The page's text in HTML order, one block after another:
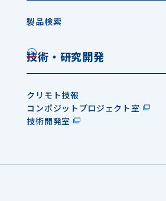
製品検索
技術・研究開発
クリモト技報
コンポジットプロジェクト室
技術開発室